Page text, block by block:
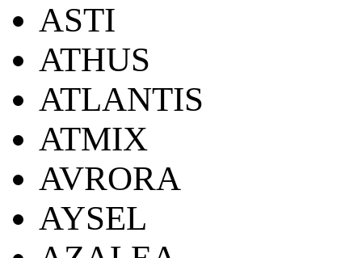
ASTI
ATHUS
ATLANTIS
ATMIX
AVRORA
AYSEL